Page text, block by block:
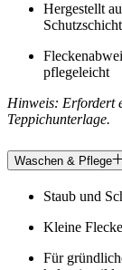
Hergestellt
Schutzschicht
pflegeleicht
Hinweis: Erfordert
Teppichunterlage.
Waschen & Pflege
Staub und
Kleine
Für